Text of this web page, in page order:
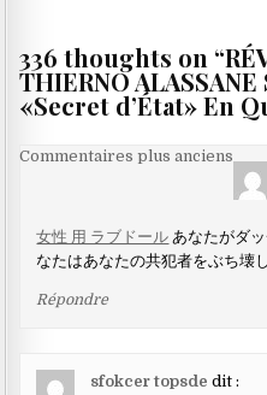
336 thoughts on “
THIERNO
«Secret d’État» En
Navigation
les
commentaires
Commentaires plus anciens
女性 用 ラブドール あなたがダ
なたはあなたの共犯者をぶち壊
Répondre
sfokcer topsde dit :